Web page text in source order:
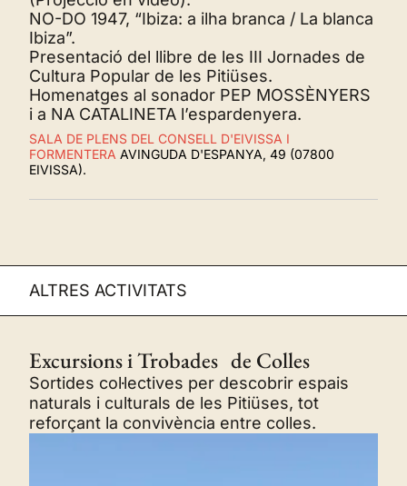
NO-DO 1947, “Ibiza: a ilha branca / La blanca
Ibiza”.
Presentació del llibre de les III Jornades de
Cultura Popular de les Pitiüses.
Homenatges al sonador PEP MOSSÈNYERS
i a NA CATALINETA l’espardenyera.
SALA DE PLENS DEL CONSELL D'EIVISSA I
FORMENTERA AVINGUDA D'ESPANYA, 49 (07800
EIVISSA).
ALTRES ACTIVITATS
Excursions i Trobades de Colles
Sortides col·lectives per descobrir espais
naturals i culturals de les Pitiüses, tot
reforçant la convivència entre colles.